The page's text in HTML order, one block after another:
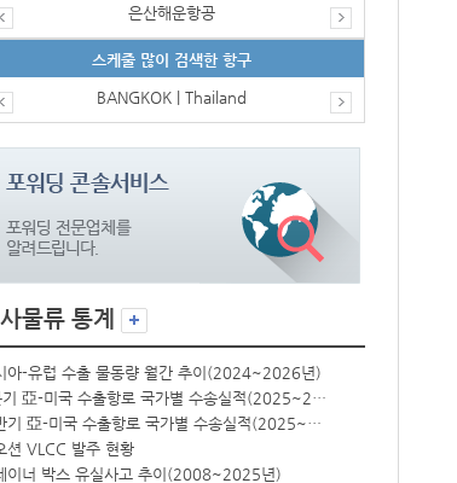
은산해운항공
스케줄 많이 검색한 항구
BANGKOK | Thailand
물류 통계
아-유럽 수출 물동량 월간 추이(2024~2026년)
2분기 亞-미국 수출항로 국가별 수송실적(2025~2026년)
상반기 亞-미국 수출항로 국가별 수송실적(2025~2026년)
션 VLCC 발주 현황
이너 박스 유실사고 추이(2008~2025년)